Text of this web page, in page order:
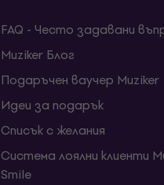
FAQ - Често задавани
Muziker Блог
Подаръчен ваучер Muziker
Идеи за подарък
Списък с желания
Система лоялни клиенти
Smile